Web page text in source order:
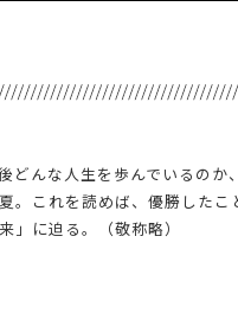
どんな人生を歩んでいるの
。これを読めば、優勝した
」に迫る。（敬称略）